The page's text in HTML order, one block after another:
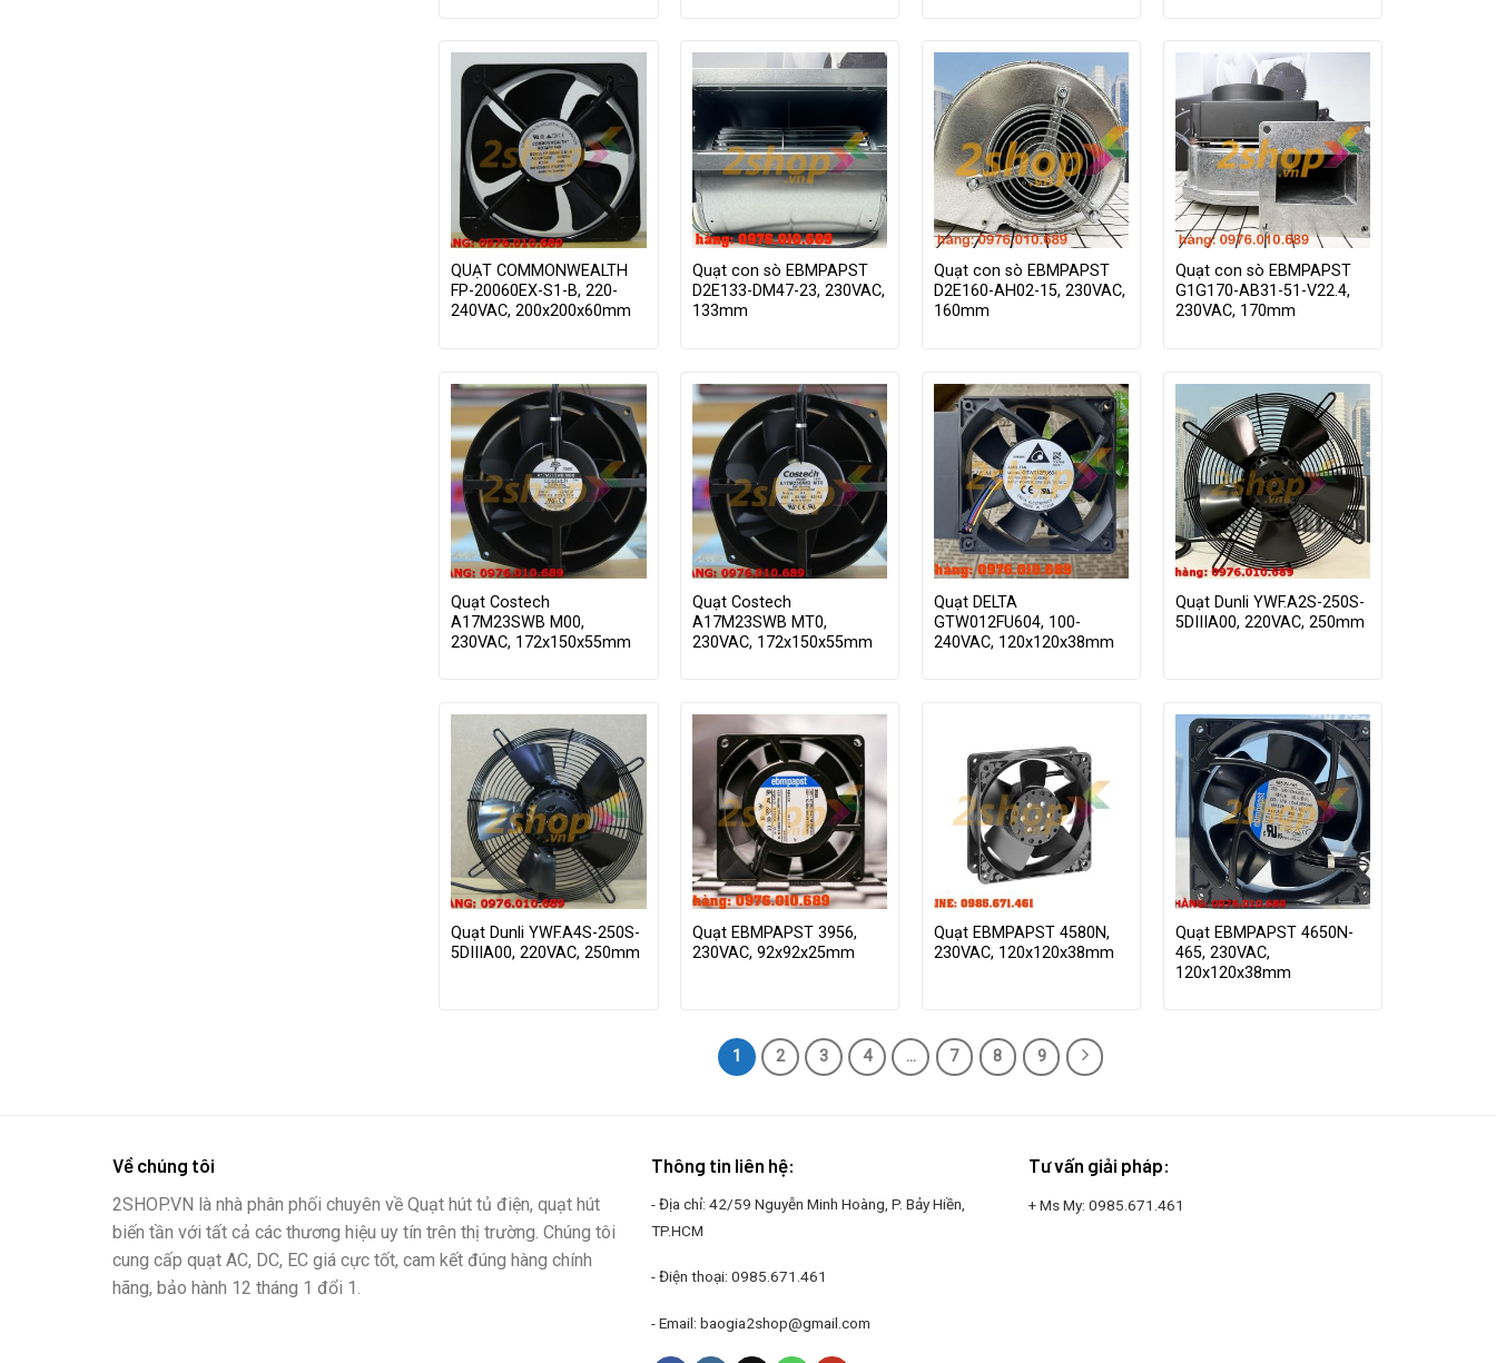
QUẠT COMMONWEALTH
FP-20060EX-S1-B, 220-
240VAC, 200x200x60mm
Quạt con sò EBMPAPST
D2E133-DM47-23, 230VAC,
133mm
Quạt con sò EBMPAPST
D2E160-AH02-15, 230VAC,
160mm
Quạt con sò EBMPAPST
G1G170-AB31-51-V22.4,
230VAC, 170mm
Quạt Costech
A17M23SWB M00,
230VAC, 172x150x55mm
Quạt Costech
A17M23SWB MT0,
230VAC, 172x150x55mm
Quạt DELTA
GTW012FU604, 100-
240VAC, 120x120x38mm
Quạt Dunli YWF.A2S-250S-
5DIIIA00, 220VAC, 250mm
Quạt Dunli YWF.A4S-250S-
5DIIIA00, 220VAC, 250mm
Quạt EBMPAPST 3956,
230VAC, 92x92x25mm
Quạt EBMPAPST 4580N,
230VAC, 120x120x38mm
Quạt EBMPAPST 4650N-
465, 230VAC,
120x120x38mm
1 2 3 4 … 7 8 9
Về chúng tôi
2SHOP.VN là nhà phân phối chuyên về Quạt hút tủ điện, quạt hút
biến tần với tất cả các thương hiệu uy tín trên thị trường. Chúng tôi
cung cấp quạt AC, DC, EC giá cực tốt, cam kết đúng hàng chính
hãng, bảo hành 12 tháng 1 đổi 1.
Thông tin liên hệ:
- Địa chỉ: 42/59 Nguyễn Minh Hoàng, P. Bảy Hiền,
TP.HCM
- Điện thoại: 0985.671.461
- Email: baogia2shop@gmail.com
Tư vấn giải pháp:
+ Ms My: 0985.671.461